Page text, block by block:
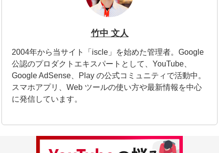
竹中 文人
2004年から当サイト「iscle」を始めた管理者。Google
公認のプロダクトエキスパートとして、YouTube、
Google AdSense、Play の公式コミュニティで活動中。
スマホアプリ、Web ツールの使い方や最新情報を中心
に発信しています。